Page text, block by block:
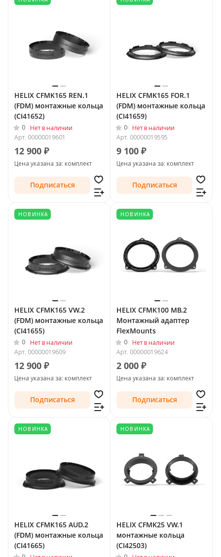
HELIX CFMK165 REN.1
(FDM) монтажные кольца
(CI41652)
0
Нет в наличии
Арт. 00000019601
12 900 ₽
Цена указана за: комплект
Подписаться
HELIX CFMK165 FOR.1
(FDM) монтажные кольца
(CI41659)
0
Нет в наличии
Арт. 00000019595
9 100 ₽
Цена указана за: комплект
Подписаться
НОВИНКА
HELIX CFMK165 VW.2
(FDM) монтажные кольца
(CI41655)
0
Нет в наличии
Арт. 00000019609
12 900 ₽
Цена указана за: комплект
Подписаться
НОВИНКА
HELIX CFMK100 MB.2
Монтажный адаптер
FlexMounts
0
Нет в наличии
Арт. 00000019624
2 000 ₽
Цена указана за: комплект
Подписаться
НОВИНКА
HELIX CFMK165 AUD.2
(FDM) монтажные кольца
(CI41665)
НОВИНКА
HELIX CFMK25 VW.1
монтажные кольца
(CI42503)